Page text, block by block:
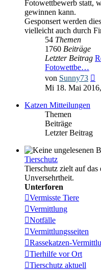
Fotowettbewerb statt,
gewinnen kann.
Gesponsert werden
vielleicht auch durch
54 Themen
1760 Beiträge
Letzter Beitrag
Fotowettbe…
von Sunny73
Mi 18. Mai
Katzen Mitteilungen
Themen
Beiträge
Letzter Beitrag
Tierschutz
Tierschutz zielt auf das
Unversehrtheit.
Unterforen
Vermisste Tiere
Vermittlung
Notfälle
Vermittlungsseiten
Rassekatzen-
Tierhilfe vor Ort
Tierschutz aktuell